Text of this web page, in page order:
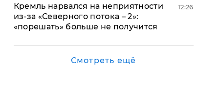
Кремль нарвался на неприятности
из-за «Северного потока – 2»:
«порешать» больше не получится
12:26
Смотреть ещё